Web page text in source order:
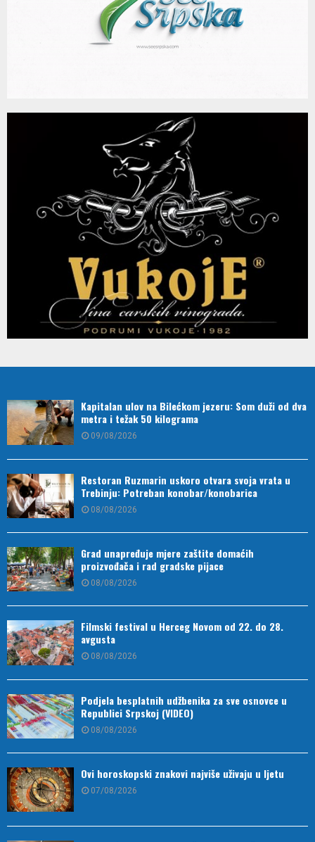
Kapitalan ulov na Bilećkom jezeru: Som duži od dva
metra i težak 50 kilograma
09/08/2026
Restoran Ruzmarin uskoro otvara svoja vrata u
Trebinju: Potreban konobar/konobarica
08/08/2026
Grad unapređuje mjere zaštite domaćih
proizvođača i rad gradske pijace
08/08/2026
Filmski festival u Herceg Novom od 22. do 28.
avgusta
08/08/2026
Podjela besplatnih udžbenika za sve osnovce u
Republici Srpskoj (VIDEO)
08/08/2026
Ovi horoskopski znakovi najviše uživaju u ljetu
07/08/2026